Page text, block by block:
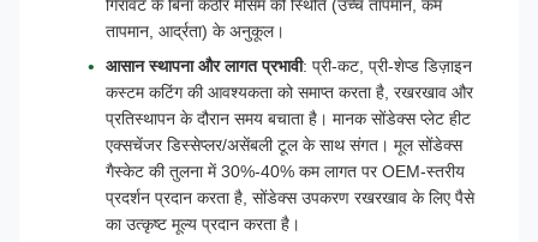
गिरावट के बिना कठोर मौसम की स्थिति (उच्च तापमान, कम
तापमान, आर्द्रता) के अनुकूल।
आसान स्थापना और लागत प्रभावी: प्री-कट, प्री-शेप्ड डिज़ाइन
कस्टम कटिंग की आवश्यकता को समाप्त करता है, रखरखाव और
प्रतिस्थापन के दौरान समय बचाता है। मानक सोंडेक्स प्लेट हीट
एक्सचेंजर डिस्सेप्लर/असेंबली टूल के साथ संगत। मूल सोंडेक्स
गैस्केट की तुलना में 30%-40% कम लागत पर OEM-स्तरीय
प्रदर्शन प्रदान करता है, सोंडेक्स उपकरण रखरखाव के लिए पैसे
का उत्कृष्ट मूल्य प्रदान करता है।